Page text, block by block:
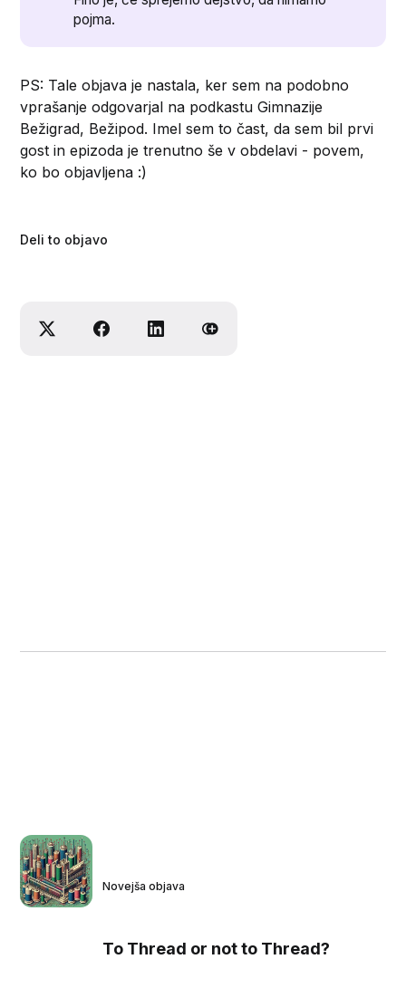
pojma.
PS: Tale objava je nastala, ker sem na podobno
vprašanje odgovarjal na podkastu Gimnazije
Bežigrad, Bežipod. Imel sem to čast, da sem bil prvi
gost in epizoda je trenutno še v obdelavi - povem,
ko bo objavljena :)
Deli to objavo
Novejša objava
To Thread or not to Thread?